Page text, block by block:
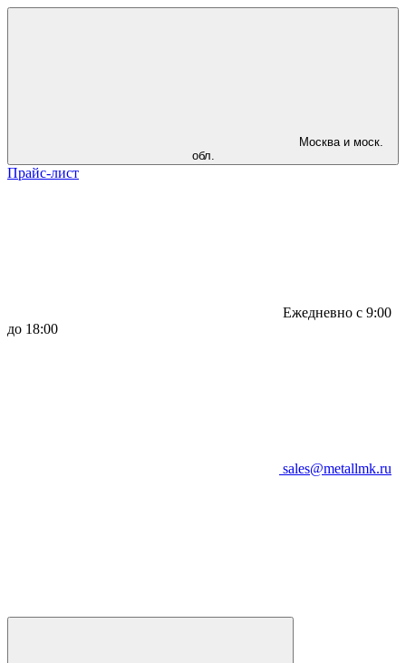
Москва и моск.
обл.
Прайс-лист
Ежедневно с 9:00
до 18:00
sales@metallmk.ru